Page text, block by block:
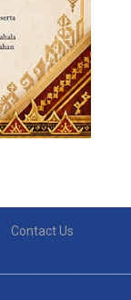
Contact Us